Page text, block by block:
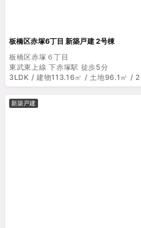
板橋区赤塚6丁目 新築戸建 2号棟
板橋区赤塚６丁目
東武東上線 下赤塚駅 徒歩5分
3LDK / 建物113.16㎡ / 土地96.1㎡ /
新築戸建